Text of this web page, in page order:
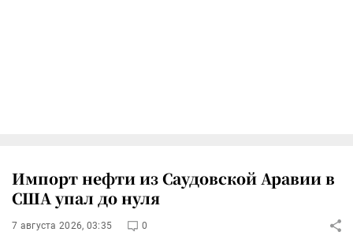
Импорт нефти из Саудовской Аравии в
США упал до нуля
7 августа 2026, 03:35 0